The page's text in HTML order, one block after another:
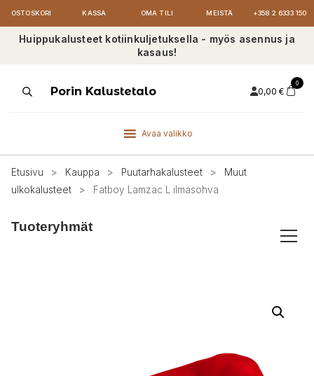
OSTOSKORI KASSA OMA TILI MEISTÄ +358 2 6333 150
Huippukalusteet kotiinkuljetuksella - myös asennus ja
kasaus!
ProductsPorin Kalustetalo 0,00 €
0
Avaa valikko
Etusivu > Kauppa > Puutarhakalusteet >
Muut
ulkokalusteet
> Fatboy Lamzac L ilmasohva
Tuoteryhmät